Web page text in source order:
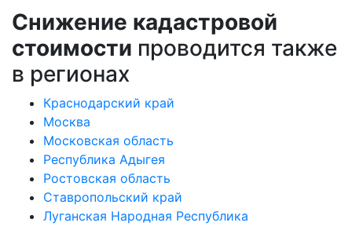
Снижение кадастровой
стоимости проводится также
в регионах
Краснодарский край
Москва
Московская область
Республика Адыгея
Ростовская область
Ставропольский край
Луганская Народная Республика